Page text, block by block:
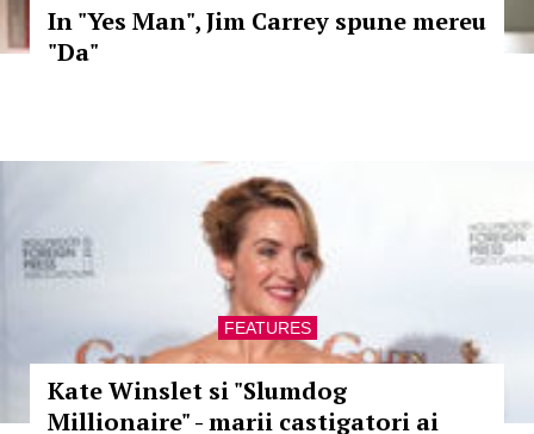
In "Yes Man", Jim Carrey spune mereu
"Da"
FEATURES
Kate Winslet si "Slumdog
Millionaire" - marii castigatori ai